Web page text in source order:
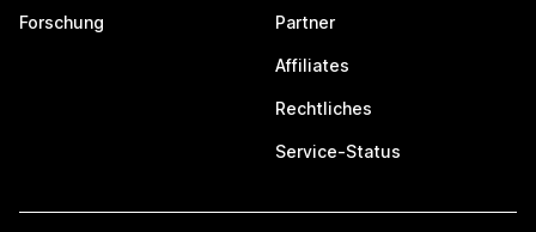
Forschung Partner
Affiliates
Rechtliches
Service-Status